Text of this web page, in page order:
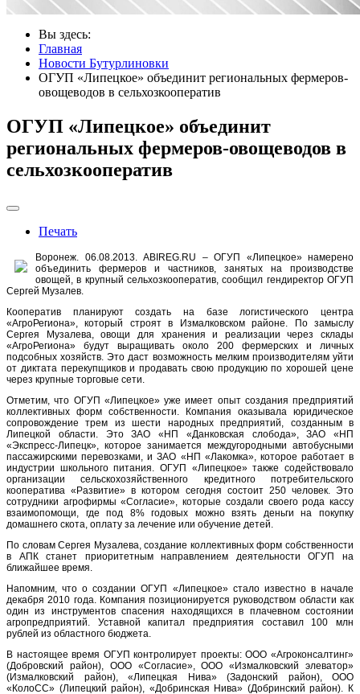
Вы здесь:
Главная
Новости Бутурлиновки
ОГУП «Липецкое» объединит региональных фермеров-
овощеводов в сельхозкооператив
ОГУП «Липецкое» объединит
региональных фермеров-овощеводов в
сельхозкооператив
Печать
Воронеж. 06.08.2013. ABIREG.RU – ОГУП «Липецкое» намерено
объединить фермеров и частников, занятых на производстве
овощей, в крупный сельхозкооператив, сообщил гендиректор ОГУП
Сергей Музалев.
Кооператив планируют создать на базе логистического центра
«АгроРегиона», который строят в Измалковском районе. По замыслу
Сергея Музалева, овощи для хранения и реализации через склады
«АгроРегиона» будут выращивать около 200 фермерских и личных
подсобных хозяйств. Это даст возможность мелким производителям уйти
от диктата перекупщиков и продавать свою продукцию по хорошей цене
через крупные торговые сети.
Отметим, что ОГУП «Липецкое» уже имеет опыт создания предприятий
коллективных форм собственности. Компания оказывала юридическое
сопровождение трем из шести народных предприятий, созданным в
Липецкой области. Это ЗАО «НП «Данковская слобода», ЗАО «НП
«Экспресс-Липецк», которое занимается междугородными автобусными
пассажирскими перевозками, и ЗАО «НП «Лакомка», которое работает в
индустрии школьного питания. ОГУП «Липецкое» также содействовало
организации сельскохозяйственного кредитного потребительского
кооператива «Развитие» в котором сегодня состоит 250 человек. Это
сотрудники агрофирмы «Согласие», которые создали своего рода кассу
взаимопомощи, где под 8% годовых можно взять деньги на покупку
домашнего скота, оплату за лечение или обучение детей.
По словам Сергея Музалева, создание коллективных форм собственности
в АПК станет приоритетным направлением деятельности ОГУП на
ближайшее время.
Напомним, что о создании ОГУП «Липецкое» стало известно в начале
декабря 2010 года. Компания позиционируется руководством области как
один из инструментов спасения находящихся в плачевном состоянии
агропредприятий. Уставной капитал предприятия составил 100 млн
рублей из областного бюджета.
В настоящее время ОГУП контролирует проекты: ООО «Агроконсалтинг»
(Добровский район), ООО «Согласие», ООО «Измалковский элеватор»
(Измалковский район), «Липецкая Нива» (Задонский район), ООО
«КолоСС» (Липецкий район), «Добринская Нива» (Добринский район). К